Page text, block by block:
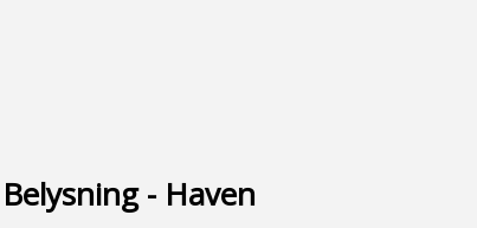
Belysning - Haven